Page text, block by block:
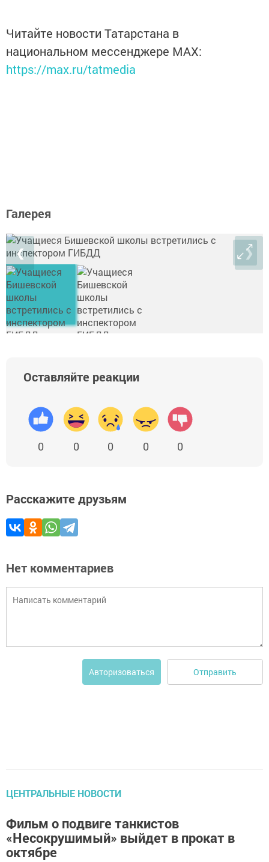
Читайте новости Татарстана в
национальном мессенджере MАХ:
https://max.ru/tatmedia
Галерея
❮ ❯
Оставляйте реакции
0 0 0 0 0
Расскажите друзьям
Нет комментариев
Авторизоваться Отправить
ЦЕНТРАЛЬНЫЕ НОВОСТИ
Фильм о подвиге танкистов
«Несокрушимый» выйдет в прокат в
октябре